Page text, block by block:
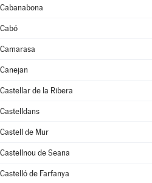
Cabanabona
Cabó
Camarasa
Canejan
Castellar de la Ribera
Castelldans
Castell de Mur
Castellnou de Seana
Castelló de Farfanya